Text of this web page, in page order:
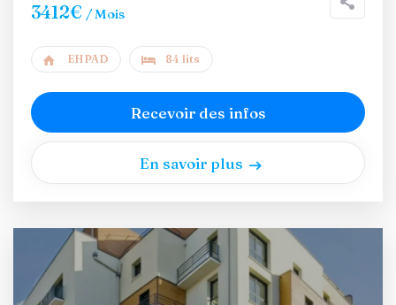
3412€ / Mois
EHPAD 84 lits
Recevoir des infos
En savoir plus